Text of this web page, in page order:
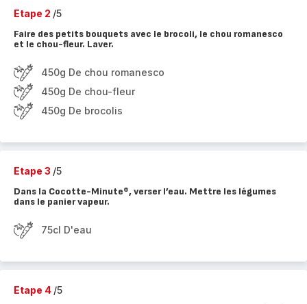
Etape 2 /5
Faire des petits bouquets avec le brocoli, le chou romanesco
et le chou-fleur. Laver.
450g De chou romanesco
450g De chou-fleur
450g De brocolis
Etape 3 /5
Dans la Cocotte-Minute®, verser l’eau. Mettre les légumes
dans le panier vapeur.
75cl D'eau
Etape 4 /5